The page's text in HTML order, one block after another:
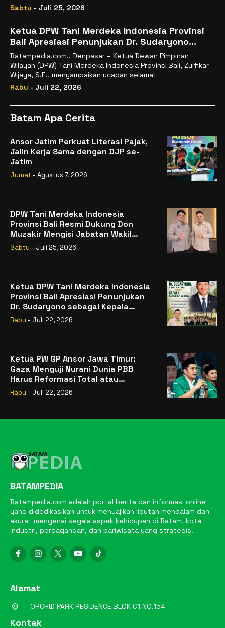
Sabtu - Juli 25, 2026
Ketua DPW Tani Merdeka Indonesia Provinsi
Bali Apresiasi Penunjukan Dr. Sudaryono
sebagai Kepala Badan Gizi Nasional
Batampedia.com,. Denpasar – Ketua Dewan Pimpinan
Wilayah (DPW) Tani Merdeka Indonesia Provinsi Bali, Zulfikar
Wijaya, S.E., menyampaikan ucapan selamat
Rabu - Juli 22, 2026
Batam Apa Cerita
Ansor Jatim Perkuat Literasi Pajak,
Jalin Kerja Sama dengan DJP se-
Jatim
Jumat - Agustus 7, 2026
DPW Tani Merdeka Indonesia
Provinsi Bali Resmi Dukung Don
Muzakir Mengisi Jabatan Wakil
Menteri Pertanian RI
Sabtu - Juli 25, 2026
Ketua DPW Tani Merdeka Indonesia
Provinsi Bali Apresiasi Penunjukan
Dr. Sudaryono sebagai Kepala
Badan Gizi Nasional
Rabu - Juli 22, 2026
Ketua PW GP Ansor Jawa Timur:
Gaza Menguji Nurani Dunia PBB
Harus Reformasi Total atau
Kehilangan Legitimasi
Rabu - Juli 22, 2026
BATAMPEDIA
Batampedia.com adalah portal berita dan informasi online
yang didedikasikan untuk menyajikan liputan mendalam dan
akurat mengenai segala aspek kehidupan di Batam, kota
industri, perdagangan, dan pariwisata yang strategis.
Alamat
ORCHID PARK RESIDENCE BLOK C1 NO.154
Kontak